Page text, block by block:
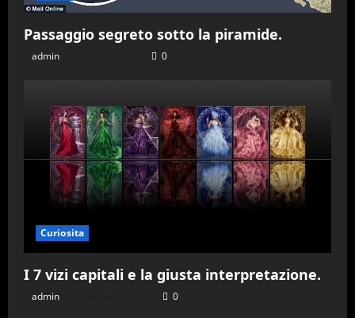
Passaggio segreto sotto la piramide.
admin 0
Curiosita
I 7 vizi capitali e la giusta interpretazione.
admin 0